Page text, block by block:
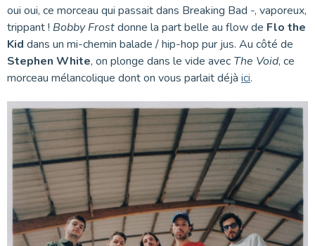
oui oui, ce morceau qui passait dans Breaking Bad -, vaporeux,
trippant ! Bobby Frostdonne la part belle au flow de Flo the
Kid dans un mi-chemin balade / hip-hop pur jus. Au côté de
Stephen White, on plonge dans le vide avec The Void, ce
morceau mélancolique dont on vous parlait déjà ici.